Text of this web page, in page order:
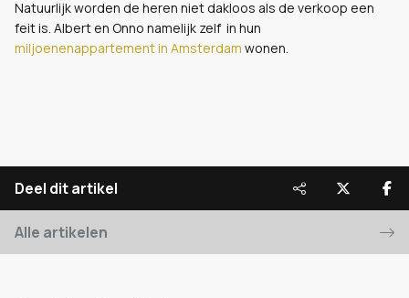
Natuurlijk worden de heren niet dakloos als de verkoop een
feit is. Albert en Onno namelijk zelf in hun
miljoenenappartement in Amsterdam wonen.
Deel dit artikel
Alle artikelen